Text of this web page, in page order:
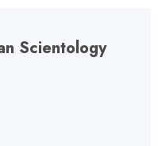
Scientology